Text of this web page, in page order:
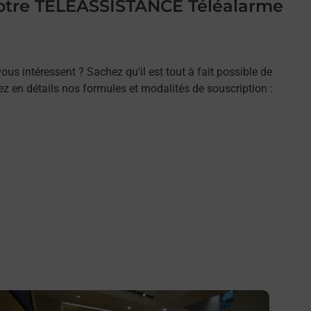
TELEASSISTANCE Téléalarme
intéressent ? Sachez qu'il est tout à fait possible de
en détails nos formules et modalités de souscription :
savoir plus